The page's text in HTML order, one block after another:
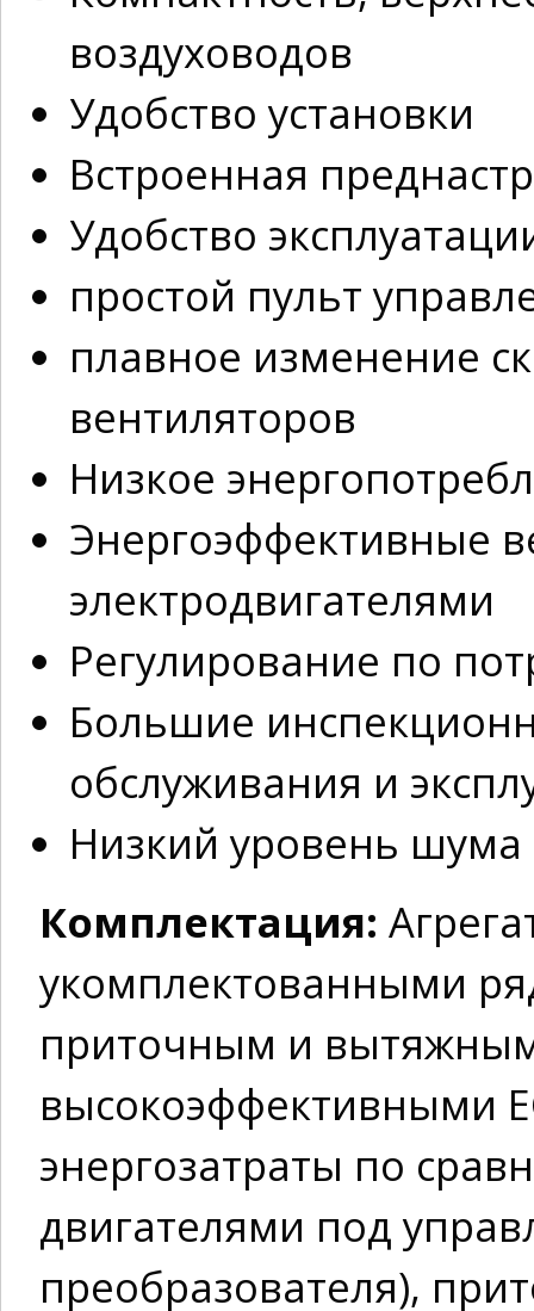
воздуховодов
Удобство установки
Встроенная
Удобство
простой пульт
плавное изменение
вентиляторов
Низкое
Энергоэффективные
электродвигателями
Регулирование по
Большие
обслуживания и
Низкий уровень шума
Комплектация:
укомплектованными
приточным и
высокоэффективными
энергозатраты по
двигателями под
преобразователя),